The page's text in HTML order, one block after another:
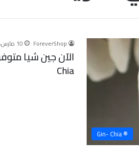
® Gin- Chia
ForeverShop 10 مارس، 2024
Chia